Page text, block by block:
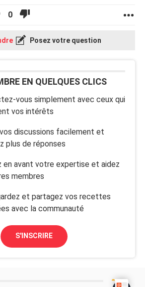
0
Posez votre question
EN QUELQUES CLICS
vous simplement avec ceux qui
vos intérêts
discussions facilement et
plus de réponses
avant votre expertise et aidez
membres
et partagez vos recettes
avec la communauté
S'INSCRIRE